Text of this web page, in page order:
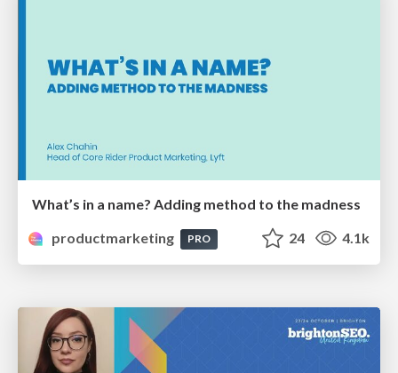
What’s in a name? Adding method to the madness
productmarketing
PRO 24 4.1k